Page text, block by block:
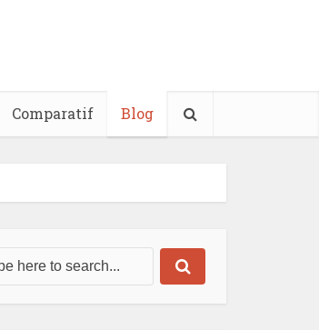
Comparatif Blog